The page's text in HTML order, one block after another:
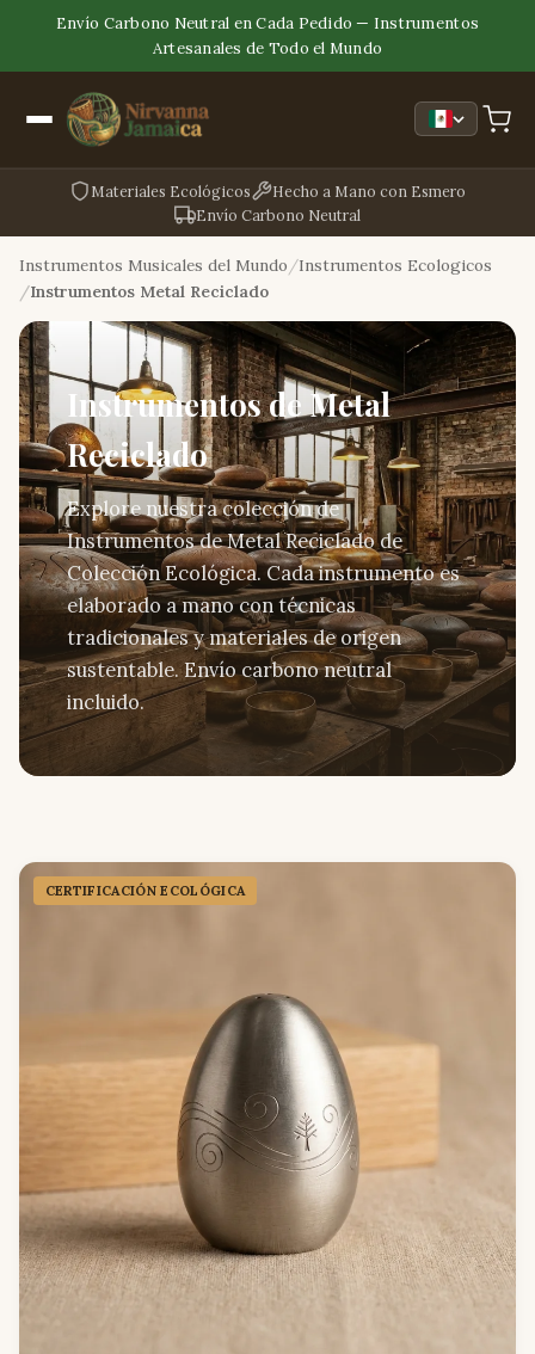
Envío Carbono Neutral en Cada Pedido — Instrumentos
Artesanales de Todo el Mundo
Materiales Ecológicos
Hecho a Mano con Esmero
Envío Carbono Neutral
Instrumentos Musicales del Mundo
Instrumentos Ecologicos
Instrumentos Metal Reciclado
Instrumentos de Metal
Reciclado
Explore nuestra colección de
Instrumentos de Metal Reciclado de
Colección Ecológica. Cada instrumento es
elaborado a mano con técnicas
tradicionales y materiales de origen
sustentable. Envío carbono neutral
incluido.
CERTIFICACIÓN ECOLÓGICA